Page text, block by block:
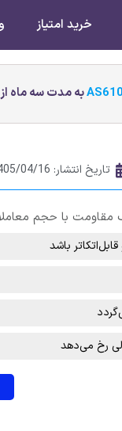
خرید امتیاز
به مدت سه ماه
تاریخ انتشار: 04/16
با حجم